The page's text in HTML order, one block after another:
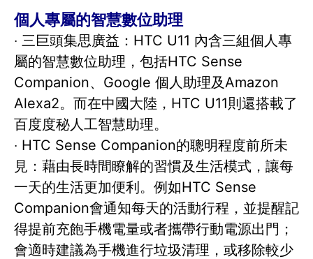
個人專屬的智慧數位助理
‧ 三巨頭集思廣益：HTC U11 內含三組個人專
屬的智慧數位助理，包括HTC Sense
Companion、Google 個人助理及Amazon
Alexa2。而在中國大陸，HTC U11則還搭載了
百度度秘人工智慧助理。
‧ HTC Sense Companion的聰明程度前所未
見：藉由長時間瞭解的習慣及生活模式，讓每
一天的生活更加便利。例如HTC Sense
Companion會通知每天的活動行程，並提醒記
得提前充飽手機電量或者攜帶行動電源出門；
會適時建議為手機進行垃圾清理，或移除較少